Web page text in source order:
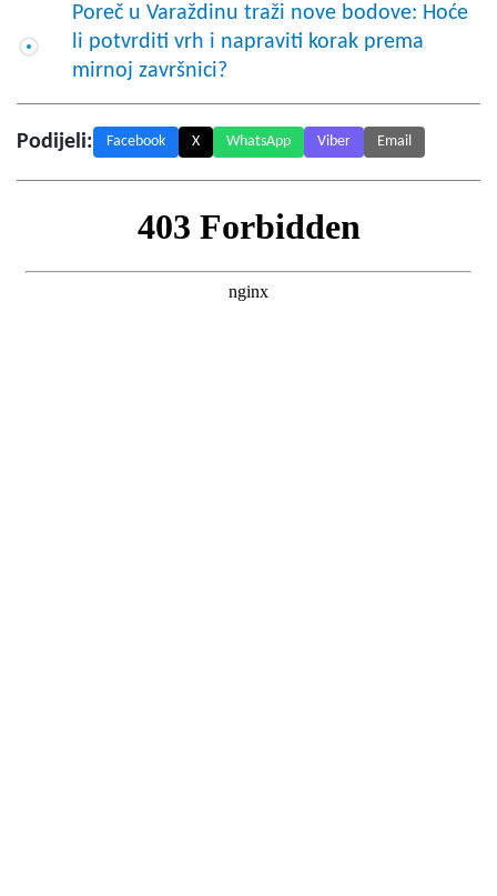
Poreč u Varaždinu traži nove bodove: Hoće
li potvrditi vrh i napraviti korak prema
mirnoj završnici?
Podijeli: Facebook X WhatsApp Viber Email